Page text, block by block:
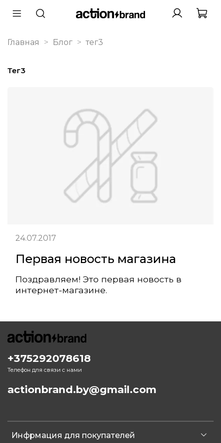
Главная Блог тег3
тег3
Первая новость магазина
Поздравляем! Это первая новость в
интернет-магазине.
24.07.2017
Инфрмация для покупателей
+375292078618
Телефон для связи с нами
actionbrand.by@gmail.com